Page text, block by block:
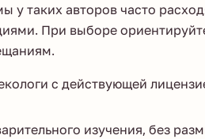
таких авторов часто
При выборе
с действующей
изучения, без